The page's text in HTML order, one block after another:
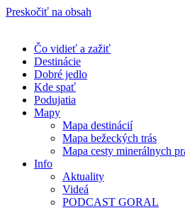
Preskočiť na obsah
Čo vidieť a zažiť
Destinácie
Dobré jedlo
Kde spať
Podujatia
Mapy
Mapa destinácií
Mapa bežeckých trás
Mapa cesty minerálnych
Info
Aktuality
Videá
PODCAST GORAL